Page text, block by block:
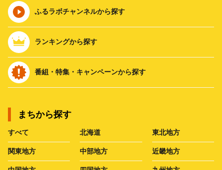
ふるラボチャンネルから探す
ランキングから探す
番組・特集・キャンペーンから探す
まちから探す
すべて 北海道 東北地方
関東地方 中部地方 近畿地方